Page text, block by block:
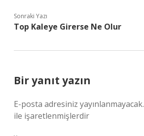
Sonraki Yazı
Top Kaleye Girerse Ne Olur
Bir yanıt yazın
E-posta adresiniz yayınlanmayacak.
ile işaretlenmişlerdir